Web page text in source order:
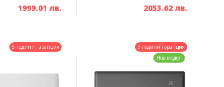
1999.01 лв.
2053.62 лв.
5 години гаранция
3 години гаранция
Нов модел